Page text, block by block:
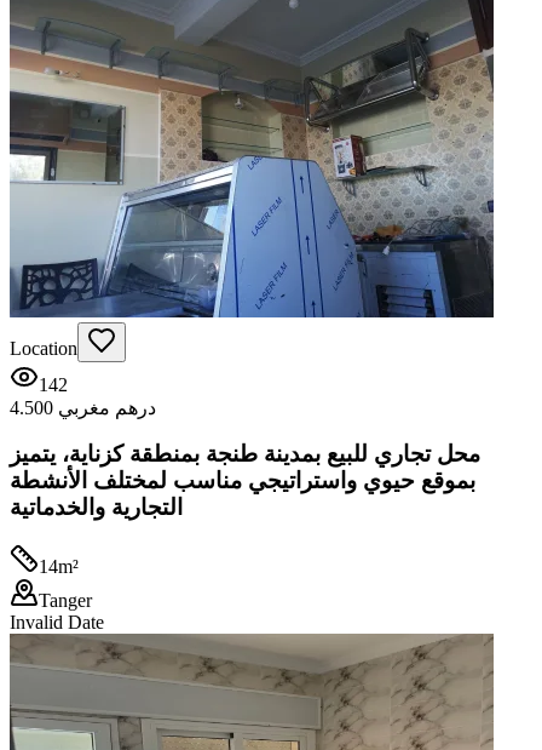
Location
142
4.500 درهم مغربي
محل تجاري للبيع بمدينة طنجة بمنطقة كزناية، يتميز
بموقع حيوي واستراتيجي مناسب لمختلف الأنشطة
التجارية والخدماتية
14m²
Tanger
Invalid Date